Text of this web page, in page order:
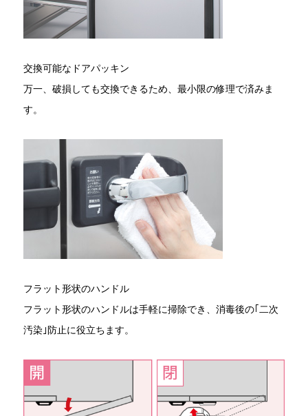
交換可能なドアパッキン
万一、破損しても交換できるため、最小限の修理で済みま
す。
フラット形状のハンドル
フラット形状のハンドルは手軽に掃除でき、消毒後の｢二次
汚染｣防止に役立ちます。